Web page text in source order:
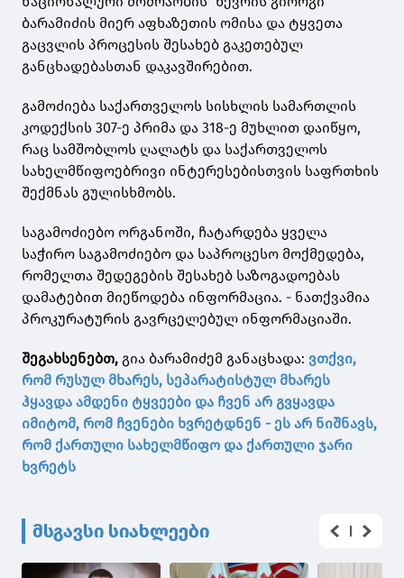
ბარამიძის მიერ აფხაზეთის ომისა და ტყვეთა
გაცვლის პროცესის შესახებ გაკეთებულ
განცხადებასთან დაკავშირებით.
გამოძიება საქართველოს სისხლის სამართლის
კოდექსის 307-ე პრიმა და 318-ე მუხლით დაიწყო,
რაც სამშობლოს ღალატს და საქართველოს
სახელმწიფოებრივი ინტერესებისთვის საფრთხის
შექმნას გულისხმობს.
საგამოძიებო ორგანოში, ჩატარდება ყველა
საჭირო საგამოძიებო და საპროცესო მოქმედება,
რომელთა შედეგების შესახებ საზოგადოებას
დამატებით მიეწოდება ინფორმაცია. - ნათქვამია
პროკურატურის გავრცელებულ ინფორმაციაში.
შეგახსენებთ, გია ბარამიძემ განაცხადა: ვთქვი,
რომ რუსულ მხარეს, სეპარატისტულ მხარეს
ჰყავდა ამდენი ტყვეები და ჩვენ არ გვყავდა
იმიტომ, რომ ჩვენები ხვრეტდნენ - ეს არ ნიშნავს,
რომ ქართული სახელმწიფო და ქართული ჯარი
ხვრეტს
მსგავსი სიახლეები